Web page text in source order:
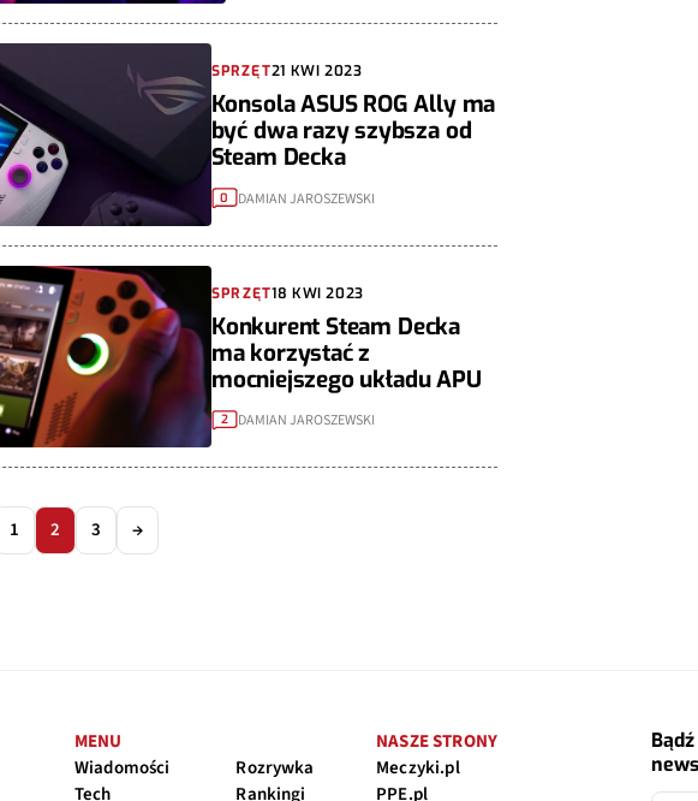
SPRZĘT21 KWI 2023
Konsola ASUS ROG Ally ma
być dwa razy szybsza od
Steam Decka
0 DAMIAN JAROSZEWSKI
SPRZĘT18 KWI 2023
Konkurent Steam Decka
ma korzystać z
mocniejszego układu APU
2 DAMIAN JAROSZEWSKI
1 2 3 →
MENU
Wiadomości
Tech
Rozrywka
Rankingi
NASZE STRONY
Meczyki.pl
PPE.pl